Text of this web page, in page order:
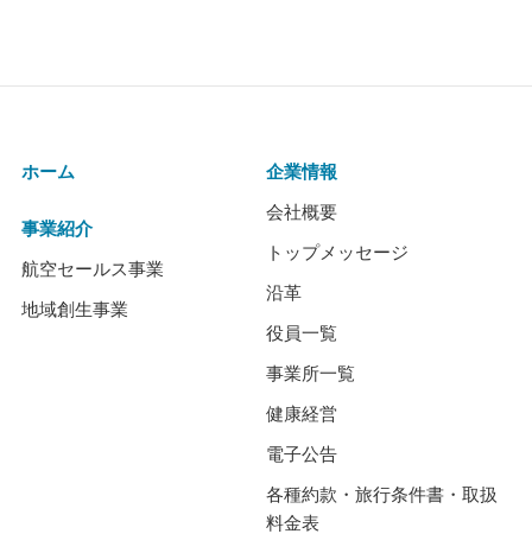
ホーム
事業紹介
航空セールス事業
地域創生事業
企業情報
会社概要
トップメッセージ
沿革
役員一覧
事業所一覧
健康経営
電子公告
各種約款・旅行条件書・取扱
料金表